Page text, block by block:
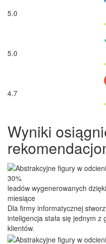
5.0
5.0
4.7
Wyniki
30%
leadów wygenerowanych
miesiące
Dla firmy informatycznej
inteligencja stała się jednym z
klientów.